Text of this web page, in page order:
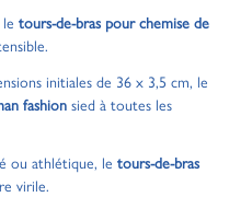
tours-de-bras pour chemise de
initiales de 36 x 3,5 cm, le
fashion sied à toutes les
ou athlétique, le tours-de-bras
virile.